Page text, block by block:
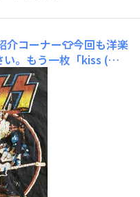
介コーナー👕今回も洋楽
。もう一枚「kiss (キ
クバンド白塗りメイク
、愛の戦士、宇宙人、
ます。ちなみに私は
き